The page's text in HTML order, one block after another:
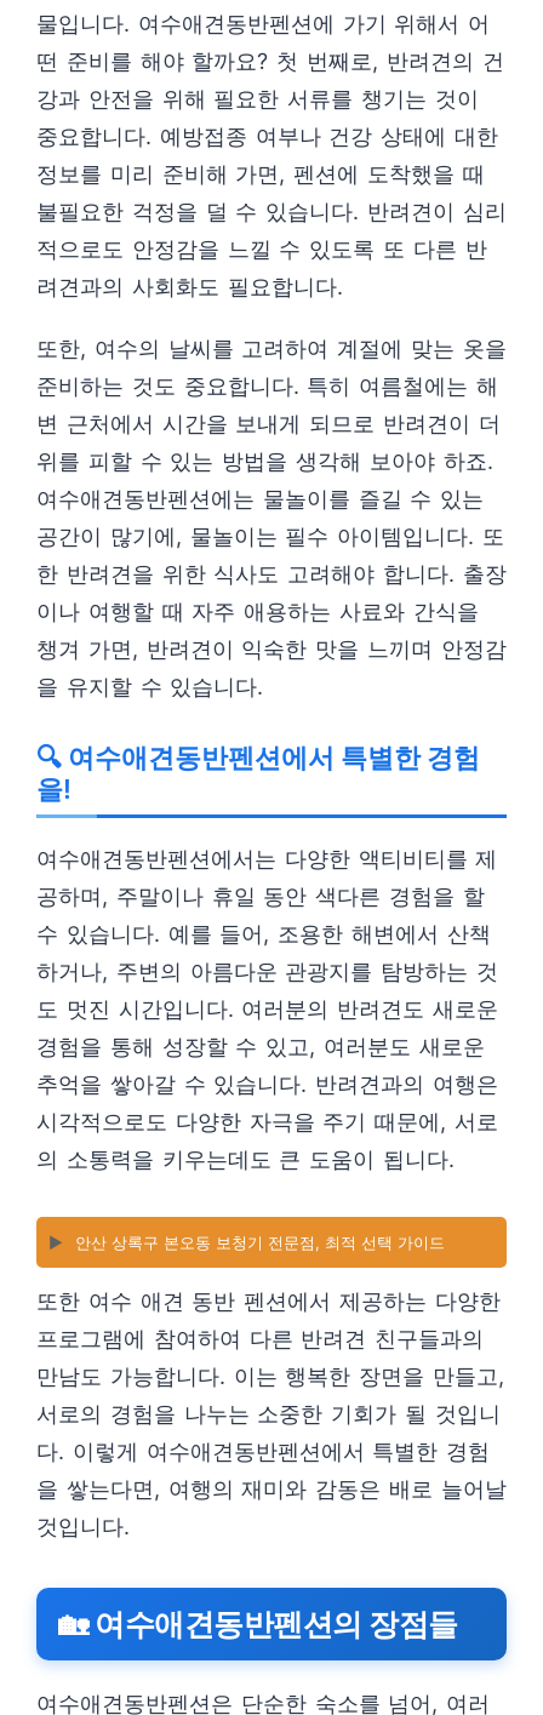
물입니다. 여수애견동반펜션에 가기 위해서 어
떤 준비를 해야 할까요? 첫 번째로, 반려견의 건
강과 안전을 위해 필요한 서류를 챙기는 것이
중요합니다. 예방접종 여부나 건강 상태에 대한
정보를 미리 준비해 가면, 펜션에 도착했을 때
불필요한 걱정을 덜 수 있습니다. 반려견이 심리
적으로도 안정감을 느낄 수 있도록 또 다른 반
려견과의 사회화도 필요합니다.
또한, 여수의 날씨를 고려하여 계절에 맞는 옷을
준비하는 것도 중요합니다. 특히 여름철에는 해
변 근처에서 시간을 보내게 되므로 반려견이 더
위를 피할 수 있는 방법을 생각해 보아야 하죠.
여수애견동반펜션에는 물놀이를 즐길 수 있는
공간이 많기에, 물놀이는 필수 아이템입니다. 또
한 반려견을 위한 식사도 고려해야 합니다. 출장
이나 여행할 때 자주 애용하는 사료와 간식을
챙겨 가면, 반려견이 익숙한 맛을 느끼며 안정감
을 유지할 수 있습니다.
🔍 여수애견동반펜션에서 특별한 경험
을!
여수애견동반펜션에서는 다양한 액티비티를 제
공하며, 주말이나 휴일 동안 색다른 경험을 할
수 있습니다. 예를 들어, 조용한 해변에서 산책
하거나, 주변의 아름다운 관광지를 탐방하는 것
도 멋진 시간입니다. 여러분의 반려견도 새로운
경험을 통해 성장할 수 있고, 여러분도 새로운
추억을 쌓아갈 수 있습니다. 반려견과의 여행은
시각적으로도 다양한 자극을 주기 때문에, 서로
의 소통력을 키우는데도 큰 도움이 됩니다.
▶️ 안산 상록구 본오동 보청기 전문점, 최적 선택 가이드
또한 여수 애견 동반 펜션에서 제공하는 다양한
프로그램에 참여하여 다른 반려견 친구들과의
만남도 가능합니다. 이는 행복한 장면을 만들고,
서로의 경험을 나누는 소중한 기회가 될 것입니
다. 이렇게 여수애견동반펜션에서 특별한 경험
을 쌓는다면, 여행의 재미와 감동은 배로 늘어날
것입니다.
🏡 여수애견동반펜션의 장점들
여수애견동반펜션은 단순한 숙소를 넘어, 여러